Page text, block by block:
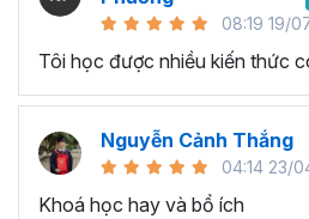
08:19 19/
Tôi học được nhiều kiến thức
Nguyễn Cảnh Thắng
04:14 23/
Khoá học hay và bổ ích